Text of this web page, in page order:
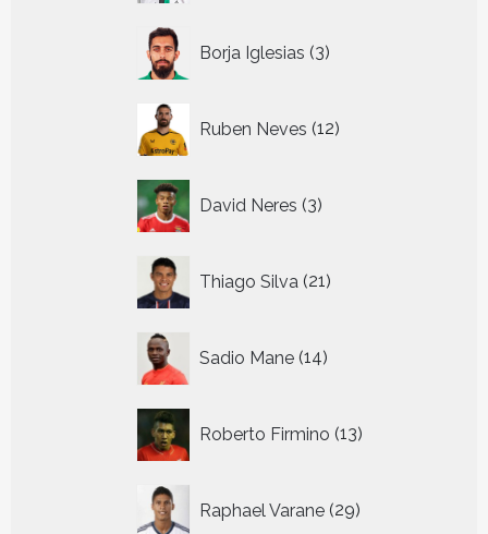
Borja Iglesias 3
producten
Ruben Neves 12
producten
David Neres 3
producten
Thiago Silva 21
producten
Sadio Mane 14
producten
Roberto Firmino 13
producten
Raphael Varane 29
producten